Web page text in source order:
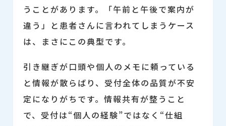
うことがあります。「午前と午後で案内が
違う」と患者さんに言われてしまうケース
は、まさにこの典型です。
引き継ぎが口頭や個人のメモに頼っている
と情報が散らばり、受付全体の品質が不安
定になりがちです。情報共有が整うこと
で、受付は“個人の経験”ではなく“仕組